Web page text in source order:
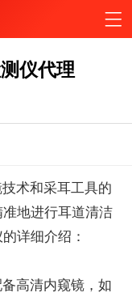
仪代理
术和采耳工具的
地进行耳道清洁
详细介绍：
高清内窥镜，如